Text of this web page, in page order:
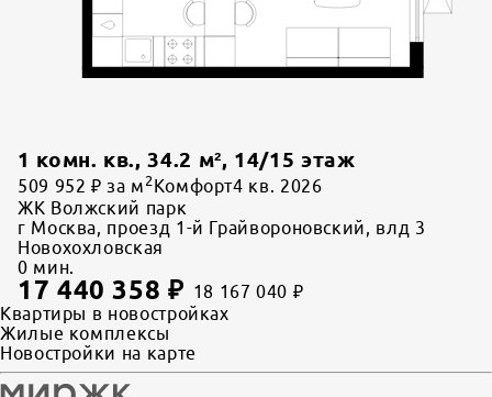
1 комн. кв., 34.2 м², 14/15 этаж
509 952 ₽ за м 2 Комфорт4 кв. 2026
ЖК Волжский парк
г Москва, проезд 1-й Грайвороновский, влд 3
Новохохловская
0 мин.
17 440 358 ₽ 18 167 040 ₽
Квартиры в новостройках
Жилые комплексы
Новостройки на карте